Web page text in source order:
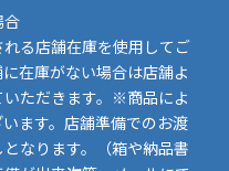
る店舗在庫を使用してご
在庫がない場合は店舗よ
いただきます。※商品によ
ます。店舗準備でのお渡
なります。（箱や納品書